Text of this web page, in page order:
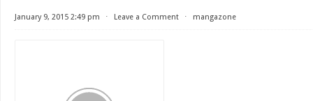
January 9, 2015 2:49 pm ⋅ Leave a Comment ⋅ mangazone